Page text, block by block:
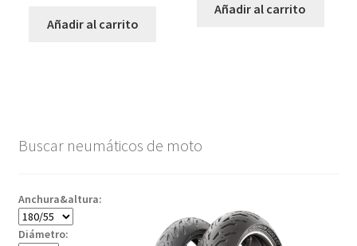
Añadir al carrito
Añadir al carrito
Buscar neumáticos de moto
Anchura&altura:
Diámetro: